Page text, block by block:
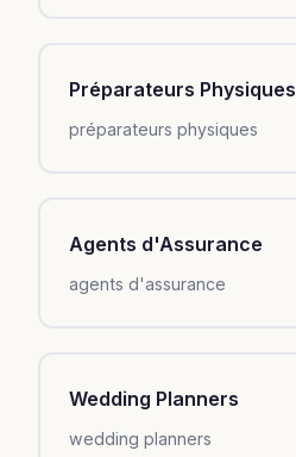
Préparateurs Physiques
préparateurs physiques
Agents d'Assurance
agents d'assurance
Wedding Planners
wedding planners